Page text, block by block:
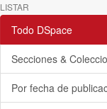
LISTAR
Todo DSpace
Secciones &
Por fecha de